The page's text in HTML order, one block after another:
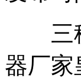
三穗
器厂家